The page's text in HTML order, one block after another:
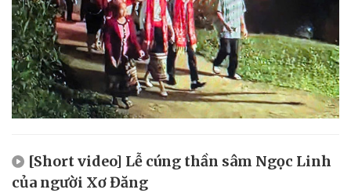
[Short video] Lễ cúng thần sâm Ngọc Linh
của người Xơ Đăng